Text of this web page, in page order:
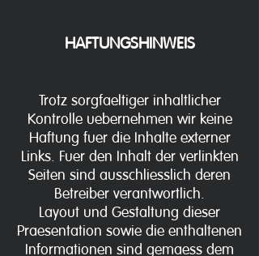
HAFTUNGSHINWEIS
Trotz sorgfaeltiger inhaltlicher
Kontrolle uebernehmen wir keine
Haftung fuer die Inhalte externer
Links. Fuer den Inhalt der verlinkten
Seiten sind ausschliesslich deren
Betreiber verantwortlich.
Layout und Gestaltung dieser
Praesentation sowie die enthaltenen
Informationen sind gemaess dem